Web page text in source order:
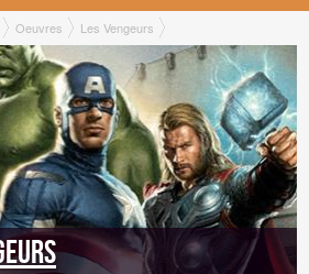
Oeuvres Les Vengeurs